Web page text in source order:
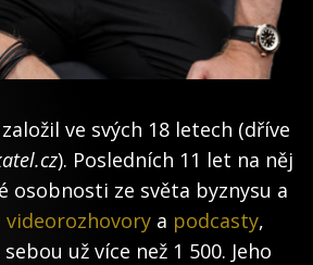
ve svých 18 letech (dříve
). Posledních 11 let na něj
osobnosti ze světa byznysu a
videorozhovorya podcasty,
už více než 1 500. Jeho